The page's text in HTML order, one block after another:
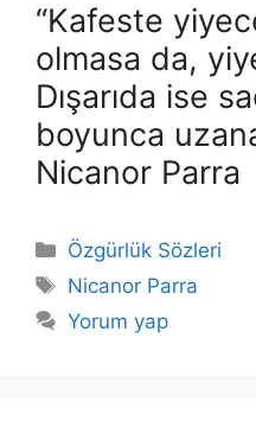
“Kafeste
olmasa da,
Dışarıda ise
boyunca
Nicanor Parra
Kategoriler
Özgürlük Sözleri
Etiketler
Nicanor Parra
Yorum yap